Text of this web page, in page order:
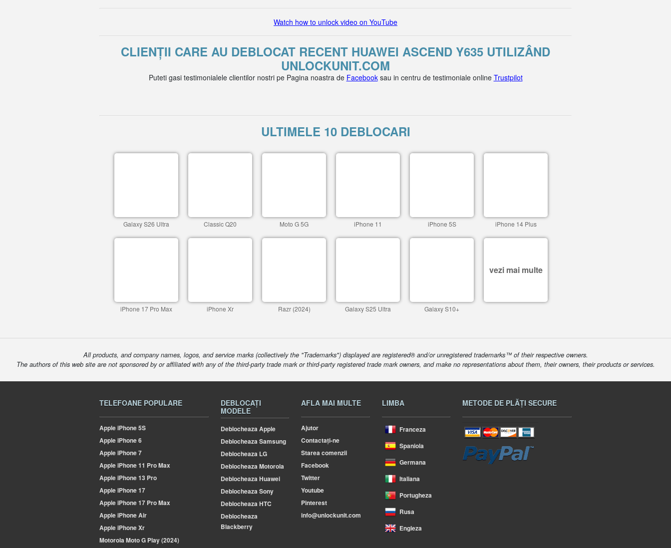
Watch how to unlock video on YouTube
CLIENȚII CARE AU DEBLOCAT RECENT HUAWEI ASCEND Y635 UTILIZÂND
UNLOCKUNIT.COM
Puteti gasi testimonialele clientilor nostri pe Pagina noastra de Facebooksau in centru de testimoniale online Trustpilot
ULTIMELE 10 DEBLOCARI
Galaxy S26 Ultra Classic Q20 Moto G 5G iPhone 11 iPhone 5S iPhone 14 Plus
iPhone 17 Pro Max iPhone Xr Razr (2024) Galaxy S25 Ultra Galaxy S10+
vezi mai multe
All products, and company names, logos, and service marks (collectively the "Trademarks") displayed are registered® and/or unregistered trademarks™ of their respective owners.
The authors of this web site are not sponsored by or affiliated with any of the third-party trade mark or third-party registered trade mark owners, and make no representations about them, their owners, their products or services.
TELEFOANE POPULARE
AppleiPhone 5S
AppleiPhone 6
AppleiPhone 7
AppleiPhone 11 Pro Max
AppleiPhone 13 Pro
AppleiPhone 17
AppleiPhone 17 Pro Max
AppleiPhone Air
AppleiPhone Xr
MotorolaMoto G Play (2024)
DEBLOCAȚI
MODELE
Deblocheaza Apple
Deblocheaza Samsung
Deblocheaza LG
Deblocheaza Motorola
Deblocheaza Huawei
Deblocheaza Sony
Deblocheaza HTC
Deblocheaza
Blackberry
AFLA MAI MULTE
Ajutor
Contactați-ne
Starea comenzii
Facebook
Twitter
Youtube
Pinterest
info@unlockunit.com
LIMBA
Franceza
Spaniola
Germana
Italiana
Portugheza
Rusa
Engleza
METODE DE PLĂȚI SECURE